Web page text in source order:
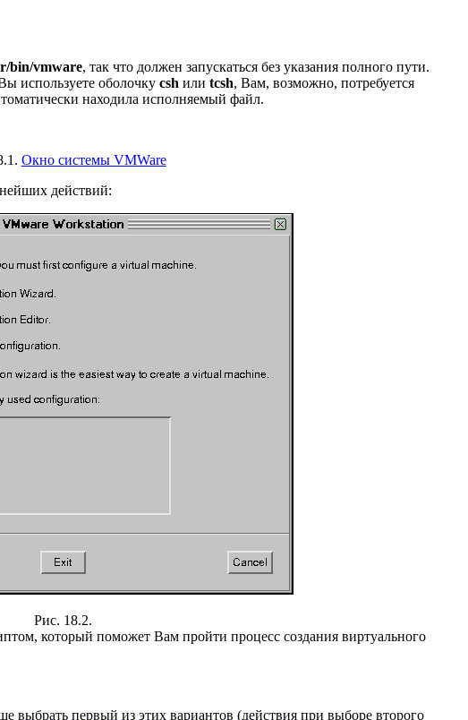
bin/vmware, так что должен запускаться без указания полного пути.
используете оболочкуcsh илиtcsh, Вам, возможно, потребуется
находила исполняемый файл.
Окно системы VMWare
действий:
Рис. 18.2.
который поможет Вам пройти процесс создания виртуального
первый из этих вариантов (действия при выборе второго